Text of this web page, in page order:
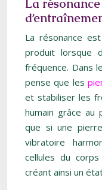
La
La résonance
produit lorsque
fréquence. Dans
pense que les
et stabiliser les
humain grâce au
que si une
vibratoire
cellules du
créant ainsi un